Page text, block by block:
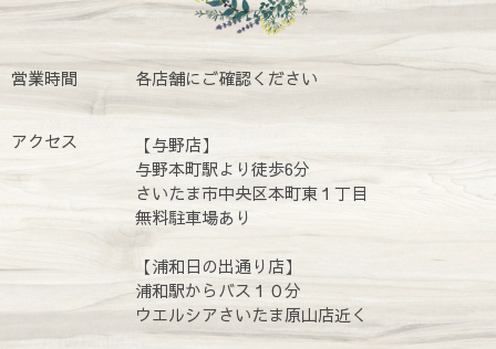
営業時間 各店舗にご確認ください
アクセス
【与野店】
与野本町駅より徒歩6分
さいたま市中央区本町東１丁目
無料駐車場あり
【浦和日の出通り店】
浦和駅からバス１０分
ウエルシアさいたま原山店近く